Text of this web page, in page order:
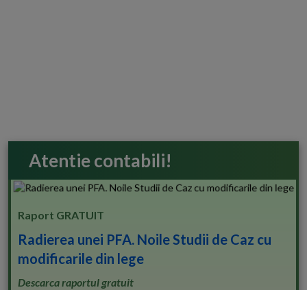
Atentie contabili!
Raport GRATUIT
Radierea unei PFA. Noile Studii de Caz cu
modificarile din lege
Descarca raportul gratuit